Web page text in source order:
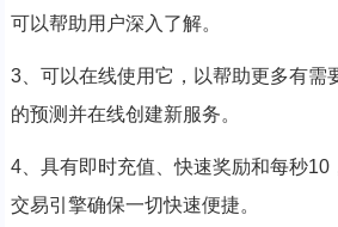
可以帮助用户深入了解。
3、可以在线使用它，以帮助更多有需
的预测并在线创建新服务。
4、具有即时充值、快速奖励和每秒10
交易引擎确保一切快速便捷。